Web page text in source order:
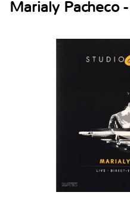
Marialy Pacheco